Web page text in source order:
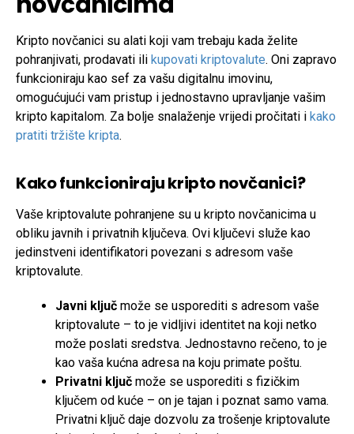
Kripto novčanici su alati koji vam trebaju kada želite
pohranjivati, prodavati ili kupovati kriptovalute. Oni zapravo
funkcioniraju kao sef za vašu digitalnu imovinu,
omogućujući vam pristup i jednostavno upravljanje vašim
kripto kapitalom. Za bolje snalaženje vrijedi pročitati i kako
pratiti tržište kripta.
Kako funkcioniraju kripto novčanici?
Vaše kriptovalute pohranjene su u kripto novčanicima u
obliku javnih i privatnih ključeva. Ovi ključevi služe kao
jedinstveni identifikatori povezani s adresom vaše
kriptovalute.
Javni ključ može se usporediti s adresom vaše
kriptovalute – to je vidljivi identitet na koji netko
može poslati sredstva. Jednostavno rečeno, to je
kao vaša kućna adresa na koju primate poštu.
Privatni ključ može se usporediti s fizičkim
ključem od kuće – on je tajan i poznat samo vama.
Privatni ključ daje dozvolu za trošenje kriptovalute